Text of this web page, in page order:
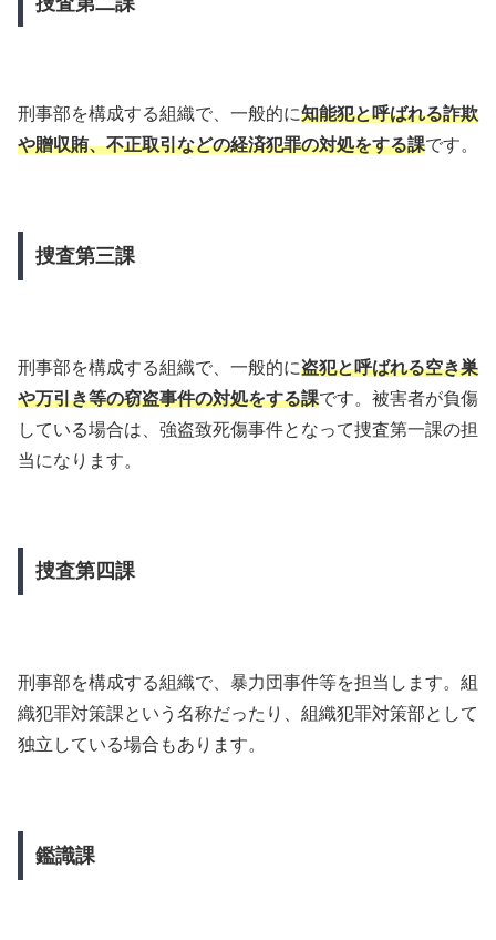
刑事部を構成する組織で、一般的に知能犯と呼ばれる詐欺
や贈収賄、不正取引などの経済犯罪の対処をする課です。
捜査第三課
刑事部を構成する組織で、一般的に盗犯と呼ばれる空き巣
や万引き等の窃盗事件の対処をする課です。被害者が負傷
している場合は、強盗致死傷事件となって捜査第一課の担
当になります。
捜査第四課
刑事部を構成する組織で、暴力団事件等を担当します。組
織犯罪対策課という名称だったり、組織犯罪対策部として
独立している場合もあります。
鑑識課